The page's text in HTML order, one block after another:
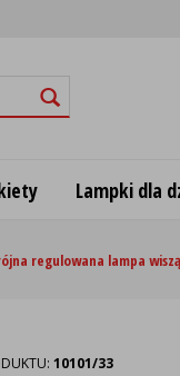
Lampki dla
regulowana lampa
10101/33